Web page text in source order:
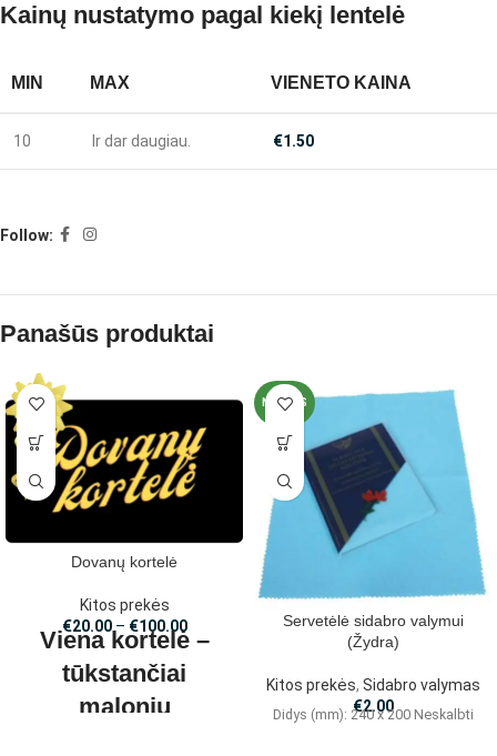
Kainų nustatymo pagal kiekį lentelė
MIN MAX VIENETO KAINA
10 Ir dar daugiau. €1.50
Follow:
Panašūs produktai
Dovanų kortelė
Kitos prekės
€20.00 – €100.00
Viena kortelė –
tūkstančiai
malonių
NAUJAS
Servetėlė sidabro valymui
(Žydra)
Kitos prekės, Sidabro valymas
€2.00
Didys (mm): 240 x 200 Neskalbti